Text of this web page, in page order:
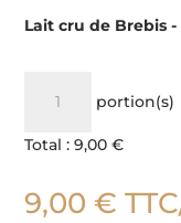
Lait cru de Brebis -
Roquefort
portion(s)
Total :9,00 €
9,00€ TTC